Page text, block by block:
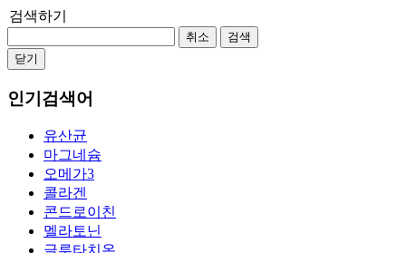
검색하기
취소
검색
닫기
인기검색어
유산균
마그네슘
오메가3
콜라겐
콘드로이친
멜라토닌